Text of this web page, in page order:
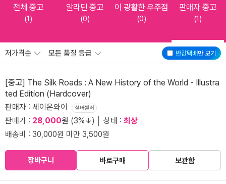
전체 중고
(1)
알라딘 중고
(0)
이 광활한 우주점
(0)
판매자 중고
(1)
반값택배만 보기
저가격순 모든 품질 등급
[중고] The Silk Roads : A New History of the World - Illustra
ted Edition (Hardcover)
판매자 : 세이온와이 실버셀러
판매가 : 28,000원 (3%↓) │ 상태 : 최상
배송비 : 30,000원 미만 3,500원
장바구니 바로구매 보관함